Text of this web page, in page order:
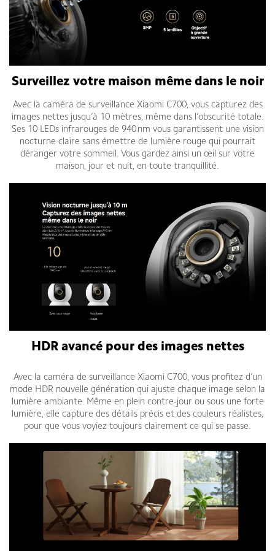
Surveillez votre maison même dans le noir
Avec la caméra de surveillance Xiaomi C700, vous capturez des
images nettes jusqu’à 10 mètres, même dans l’obscurité totale.
Ses 10 LEDs infrarouges de 940 nm vous garantissent une vision
nocturne claire sans émettre de lumière rouge qui pourrait
déranger votre sommeil. Vous gardez ainsi un œil sur votre
maison, jour et nuit, en toute tranquillité.
HDR avancé pour des images nettes
Avec la caméra de surveillance Xiaomi C700, vous profitez d’un
mode HDR nouvelle génération qui ajuste chaque image selon la
lumière ambiante. Même en plein contre-jour ou sous une forte
lumière, elle capture des détails précis et des couleurs réalistes,
pour que vous voyiez toujours clairement ce qui se passe.